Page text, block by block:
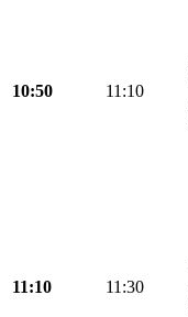
10:50 11:10
11:10 11:30